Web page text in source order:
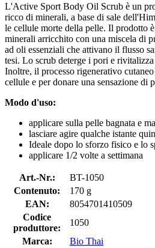
L'Active Sport Body Oil Scrub è un
ricco di minerali, a base di sale
le cellule morte della pelle. Il prodotto
minerali arricchito con una miscela di
ad oli essenziali che attivano il flusso
tesi. Lo scrub deterge i pori e
Inoltre, il processo rigenerativo
cellule e per donare una sensazione di
Modo d'uso:
applicare sulla pelle bagnata e
lasciare agire qualche istante
Ideale dopo lo sforzo fisico e lo
applicare 1/2 volte a settimana
Art.-Nr.:
BT-1050
Contenuto:
170 g
EAN:
8054701410509
Codice
produttore:
1050
Marca:
Bio Thai